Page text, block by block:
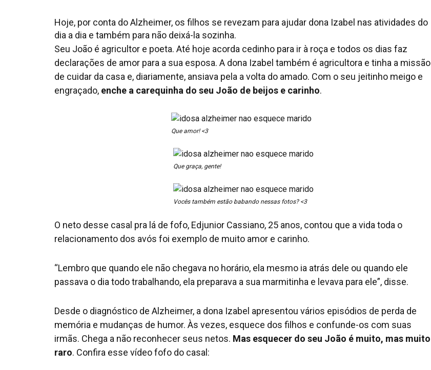
Hoje, por conta do Alzheimer, os filhos se revezam para ajudar dona Izabel nas atividades do
dia a dia e também para não deixá-la sozinha.
Seu João é agricultor e poeta. Até hoje acorda cedinho para ir à roça e todos os dias faz
declarações de amor para a sua esposa. A dona Izabel também é agricultora e tinha a missão
de cuidar da casa e, diariamente, ansiava pela a volta do amado. Com o seu jeitinho meigo e
engraçado, enche a carequinha do seu João de beijos e carinho.
Que amor! <3
Que graça, gente!
Vocês também estão babando nessas fotos? <3
O neto desse casal pra lá de fofo, Edjunior Cassiano, 25 anos, contou que a vida toda o
relacionamento dos avós foi exemplo de muito amor e carinho.
“Lembro que quando ele não chegava no horário, ela mesmo ia atrás dele ou quando ele
passava o dia todo trabalhando, ela preparava a sua marmitinha e levava para ele”, disse.
Desde o diagnóstico de Alzheimer, a dona Izabel apresentou vários episódios de perda de
memória e mudanças de humor. Às vezes, esquece dos filhos e confunde-os com suas
irmãs. Chega a não reconhecer seus netos. Mas esquecer do seu João é muito, mas muito
raro. Confira esse vídeo fofo do casal: